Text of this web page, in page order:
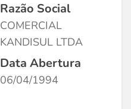
Razão Social
COMERCIAL
KANDISUL LTDA
Data Abertura
06/04/1994